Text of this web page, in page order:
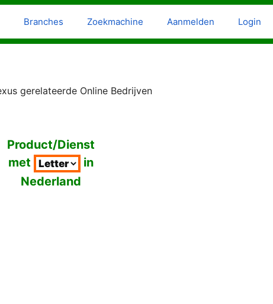
Branches Zoekmachine Aanmelden Login
gerelateerde Online Bedrijven
Product/Dienst
met
in
Nederland